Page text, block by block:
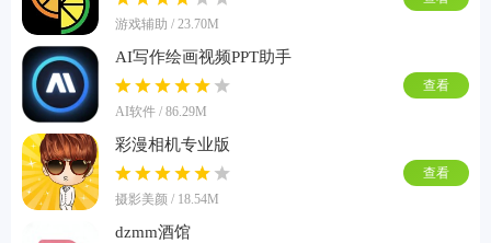
游戏辅助 / 23.70M
AI写作绘画视频PPT助手
AI软件 / 86.29M
查看
彩漫相机专业版
摄影美颜 / 18.54M
查看
dzmm酒馆